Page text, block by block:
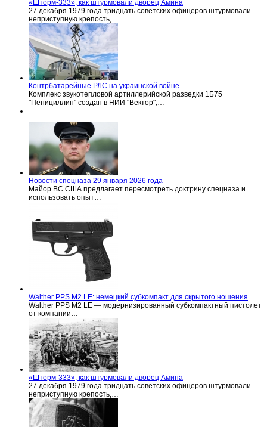
«Шторм-333», как штурмовали дворец Амина
27 декабря 1979 года тридцать советских офицеров штурмовали
неприступную крепость,…
Контрбатарейные РЛС на украинской войне
Комплекс звукотепловой артиллерийской разведки 1Б75
"Пенициллин" создан в НИИ "Вектор",…
Новости спецназа 29 января 2026 года
Майор ВС США предлагает пересмотреть доктрину спецназа и
использовать опыт…
Walther PPS M2 LE: немецкий субкомпакт для скрытого ношения
Walther PPS M2 LE — модернизированный субкомпактный пистолет
от компании…
«Шторм-333», как штурмовали дворец Амина
27 декабря 1979 года тридцать советских офицеров штурмовали
неприступную крепость,…